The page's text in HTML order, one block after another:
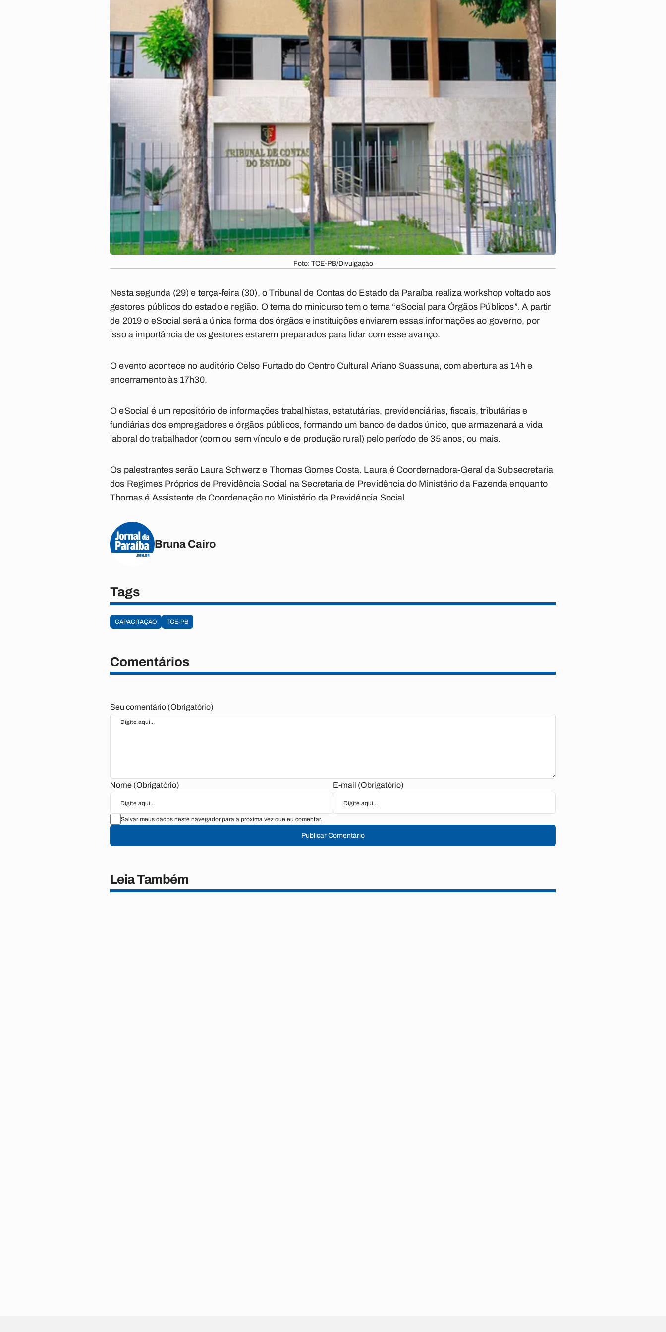
Foto: TCE-PB/Divulgação
Nesta segunda (29) e terça-feira (30), o Tribunal de Contas do Estado da Paraíba realiza workshop voltado aos
gestores públicos do estado e região. O tema do minicurso tem o tema “eSocial para Órgãos Públicos”. A partir
de 2019 o eSocial será a única forma dos órgãos e instituições enviarem essas informações ao governo, por
isso a importância de os gestores estarem preparados para lidar com esse avanço.
O evento acontece no auditório Celso Furtado do Centro Cultural Ariano Suassuna, com abertura as 14h e
encerramento às 17h30.
O eSocial é um repositório de informações trabalhistas, estatutárias, previdenciárias, fiscais, tributárias e
fundiárias dos empregadores e órgãos públicos, formando um banco de dados único, que armazenará a vida
laboral do trabalhador (com ou sem vínculo e de produção rural) pelo período de 35 anos, ou mais.
Os palestrantes serão Laura Schwerz e Thomas Gomes Costa. Laura é Coordernadora-Geral da Subsecretaria
dos Regimes Próprios de Previdência Social na Secretaria de Previdência do Ministério da Fazenda enquanto
Thomas é Assistente de Coordenação no Ministério da Previdência Social.
Bruna Cairo
Tags
CAPACITAÇÃO TCE-PB
Comentários
Seu comentário (Obrigatório)
Nome (Obrigatório) E-mail (Obrigatório)
Salvar meus dados neste navegador para a próxima vez que eu comentar.
Publicar Comentário
Leia Também